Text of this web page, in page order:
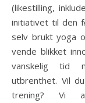
(likestilling,
initiativet til den
selv brukt yoga
vende blikket
vanskelig tid
utbrenthet. Vil
trening? Vi